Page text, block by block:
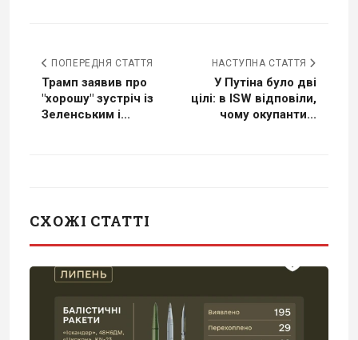
ПОПЕРЕДНЯ СТАТТЯ
Трамп заявив про
"хорошу" зустріч із
Зеленським і...
НАСТУПНА СТАТТЯ
У Путіна було дві
цілі: в ISW відповіли,
чому окупанти...
СХОЖІ СТАТТІ